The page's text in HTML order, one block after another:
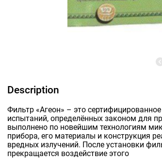
Description
Фильтр «Агеон» – это
испытаний, определённых законом для
выполнено по новейшим технологиям
прибора, его материалы и конструкция
вредных излучений. После установки
прекращается воздействие этого